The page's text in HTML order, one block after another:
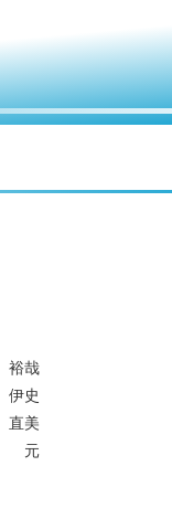
裕哉
史
美
元